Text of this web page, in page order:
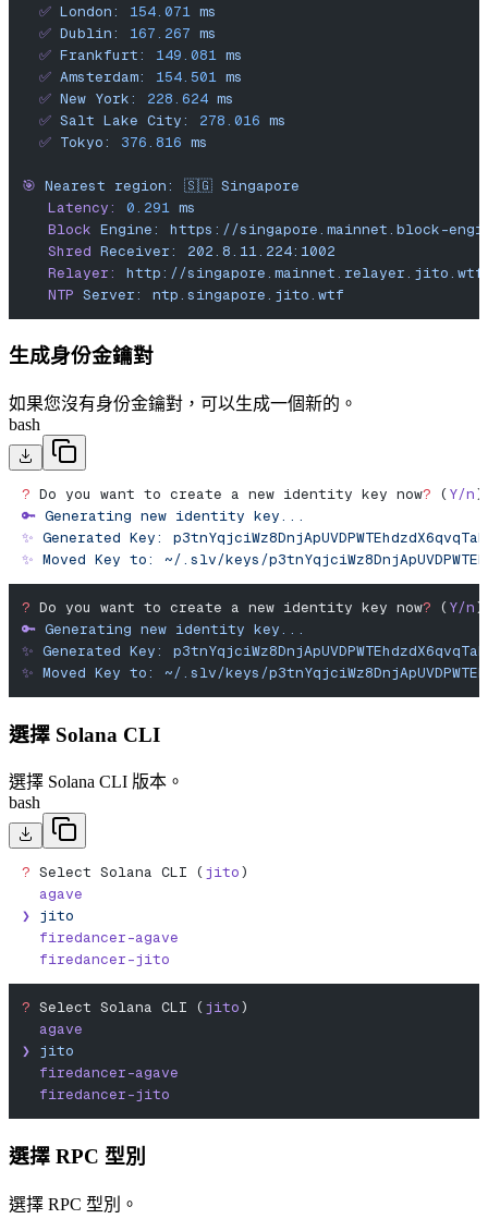
  ✅
London: 154.071 ms
  ✅
Dublin: 167.267 ms
  ✅
Frankfurt: 149.081 ms
  ✅
Amsterdam: 154.501 ms
  ✅
New York: 228.624 ms
  ✅
Salt Lake City: 278.016 ms
  ✅
Tokyo: 376.816 ms
🎯 Nearest region: 🇸🇬 Singapore
   Latency:
0.291 ms
   Block
Engine:
https://singapore.mainnet.block-
   Shred
Receiver:
202.8.11.224:1002
   Relayer:
http://
   NTP
Server: ntp.singapore.jito.wtf
生成身份金鑰對
如果您沒有身份金鑰對，可以生成一個新的。
bash
? Do you want to create a new identity key now? (Y/n)
🔑 Generating new identity key...
✨ Generated Key:
✨ Moved Key to: ~/.slv/keys/
? Do you want to create a new identity key now? ( Y/n)
🔑 Generating new identity key...
✨ Generated Key:
✨ Moved Key to: ~/.slv/keys/
選擇 Solana CLI
選擇 Solana CLI 版本。
bash
? Select Solana CLI (jito)
  agave
❯ jito
  firedancer-agave
  firedancer-jito
? Select Solana CLI ( jito)
  agave
❯ jito
  firedancer-agave
  firedancer-jito
選擇 RPC 型別
選擇 RPC 型別。